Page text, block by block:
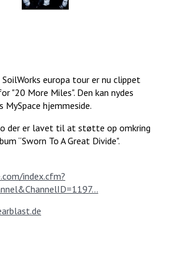
europa tour er nu clippet
"20 More Miles". Den kan nydes
hjemmeside.
der er lavet til at støtte op omkring
“Sworn To A Great Divide".
index.cfm?